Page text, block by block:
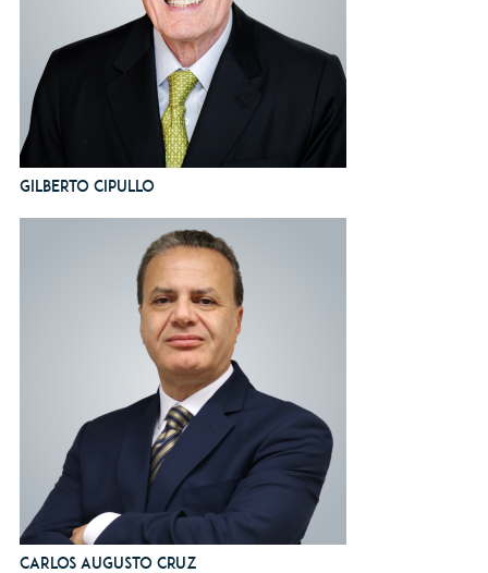
Gilberto Cipullo
Carlos Augusto Cruz